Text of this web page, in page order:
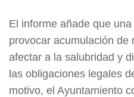
El informe añade que
provocar acumulación de
afectar a la salubridad y
las obligaciones legales
motivo, el Ayuntamiento